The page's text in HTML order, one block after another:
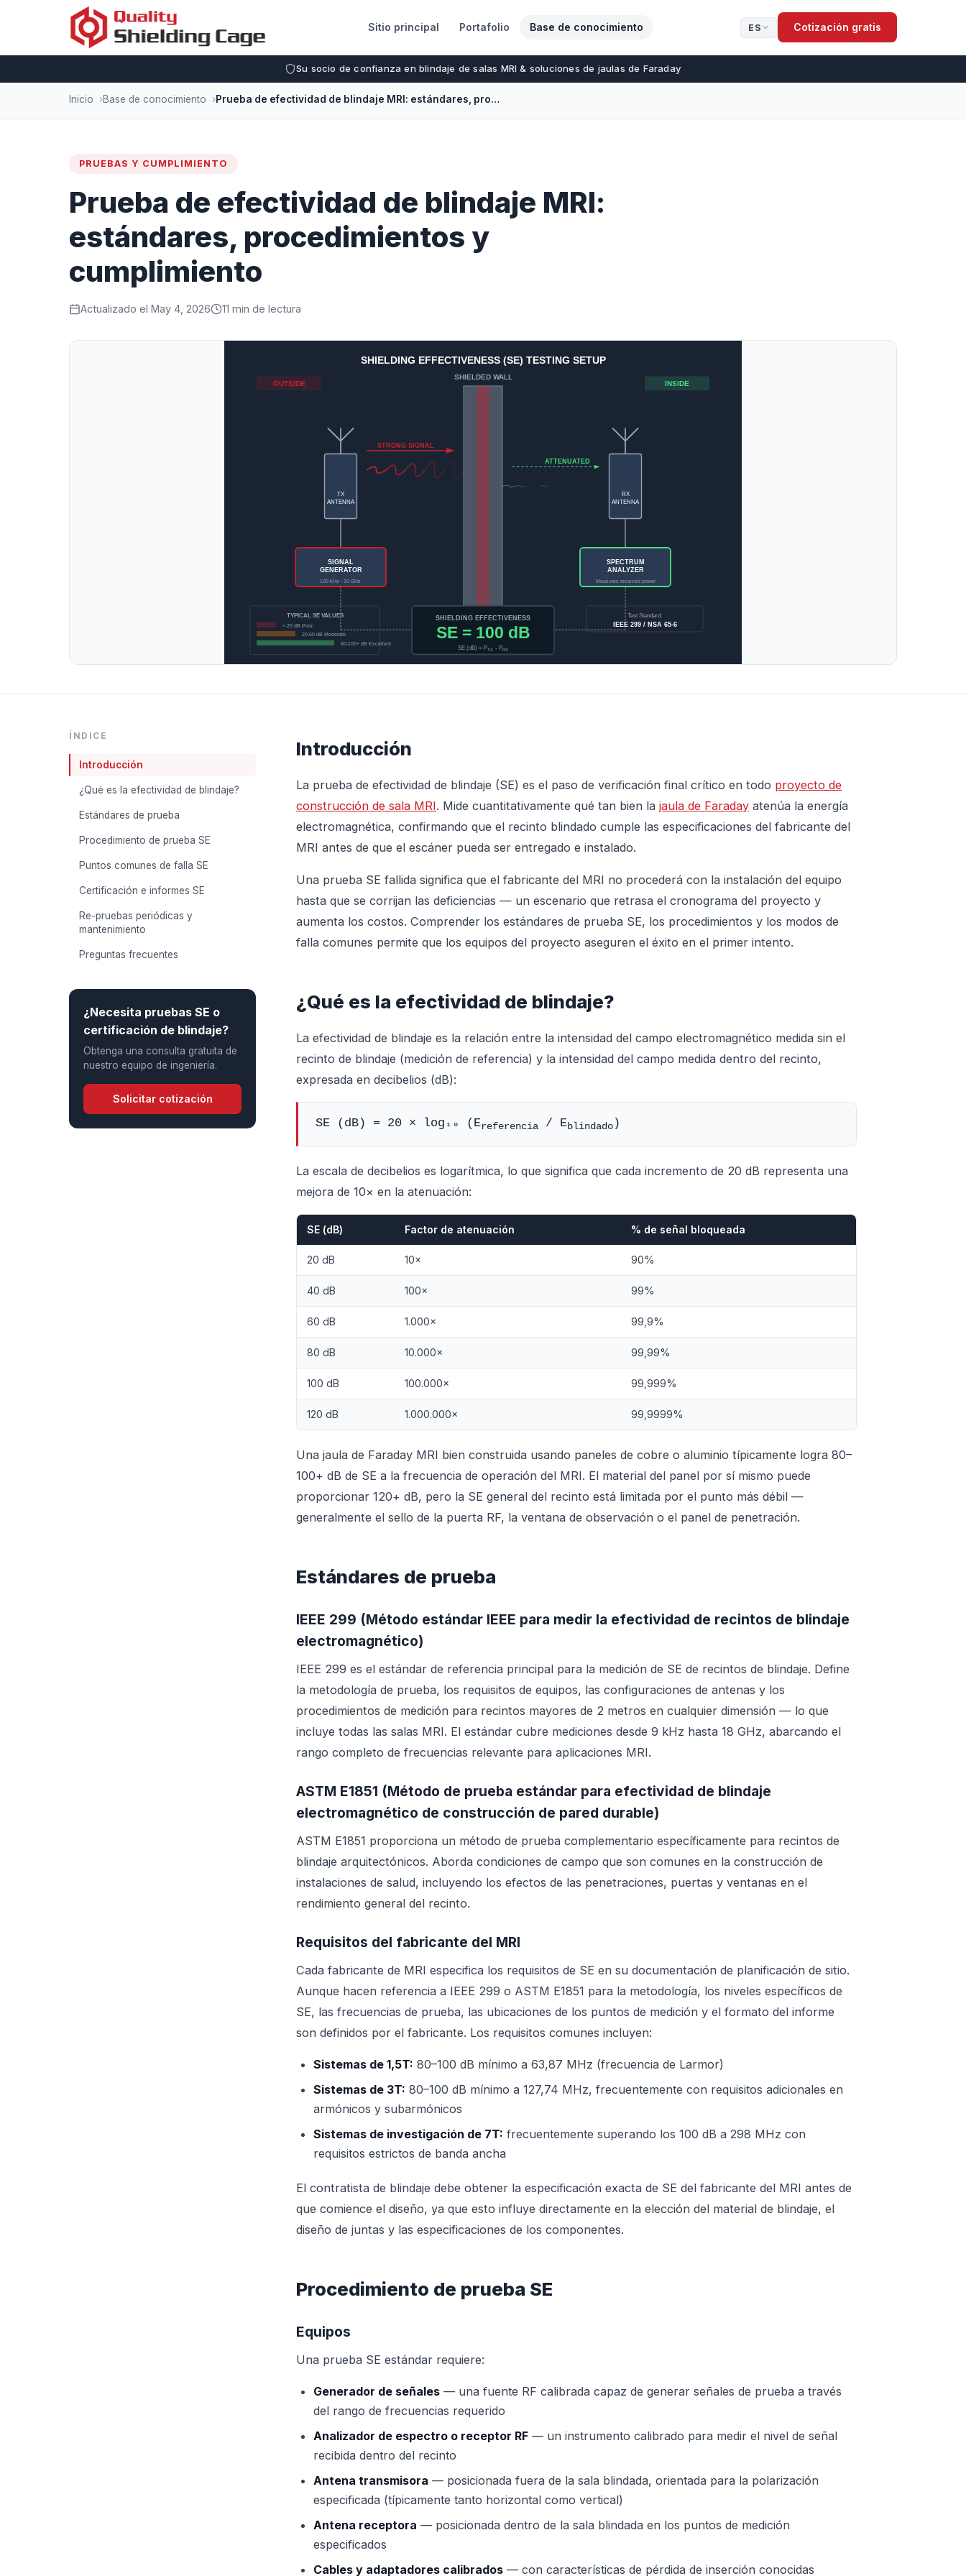
Sitio principal Portafolio Base de conocimiento ES Cotización gratis
Su socio de confianza en blindaje de salas MRI & soluciones de jaulas de Faraday
Inicio Base de conocimiento Prueba de efectividad de blindaje MRI: estándares, procedimientos y cumplimiento
PRUEBAS Y CUMPLIMIENTO
Prueba de efectividad de blindaje MRI:
estándares, procedimientos y
cumplimiento
Actualizado el May 4, 2026 11 min de lectura
ÍNDICE
Introducción
¿Qué es la efectividad de blindaje?
Estándares de prueba
Procedimiento de prueba SE
Puntos comunes de falla SE
Certificación e informes SE
Re-pruebas periódicas y
mantenimiento
Preguntas frecuentes
¿Necesita pruebas SE o
certificación de blindaje?
Obtenga una consulta gratuita de
nuestro equipo de ingeniería.
Solicitar cotización
Introducción
La prueba de efectividad de blindaje (SE) es el paso de verificación final crítico en todo proyecto de
construcción de sala MRI. Mide cuantitativamente qué tan bien la jaula de Faraday atenúa la energía
electromagnética, confirmando que el recinto blindado cumple las especificaciones del fabricante del
MRI antes de que el escáner pueda ser entregado e instalado.
Una prueba SE fallida significa que el fabricante del MRI no procederá con la instalación del equipo
hasta que se corrijan las deficiencias — un escenario que retrasa el cronograma del proyecto y
aumenta los costos. Comprender los estándares de prueba SE, los procedimientos y los modos de
falla comunes permite que los equipos del proyecto aseguren el éxito en el primer intento.
¿Qué es la efectividad de blindaje?
La efectividad de blindaje es la relación entre la intensidad del campo electromagnético medida sin el
recinto de blindaje (medición de referencia) y la intensidad del campo medida dentro del recinto,
expresada en decibelios (dB):
SE (dB) = 20 × log₁₀ (Ereferencia / Eblindado)
La escala de decibelios es logarítmica, lo que significa que cada incremento de 20 dB representa una
mejora de 10× en la atenuación:
SE (dB) Factor de atenuación % de señal bloqueada
20 dB 10× 90%
40 dB 100× 99%
60 dB 1.000× 99,9%
80 dB 10.000× 99,99%
100 dB 100.000× 99,999%
120 dB 1.000.000× 99,9999%
Una jaula de Faraday MRI bien construida usando paneles de cobre o aluminio típicamente logra 80–
100+ dB de SE a la frecuencia de operación del MRI. El material del panel por sí mismo puede
proporcionar 120+ dB, pero la SE general del recinto está limitada por el punto más débil —
generalmente el sello de la puerta RF, la ventana de observación o el panel de penetración.
Estándares de prueba
IEEE 299 (Método estándar IEEE para medir la efectividad de recintos de blindaje
electromagnético)
IEEE 299 es el estándar de referencia principal para la medición de SE de recintos de blindaje. Define
la metodología de prueba, los requisitos de equipos, las configuraciones de antenas y los
procedimientos de medición para recintos mayores de 2 metros en cualquier dimensión — lo que
incluye todas las salas MRI. El estándar cubre mediciones desde 9 kHz hasta 18 GHz, abarcando el
rango completo de frecuencias relevante para aplicaciones MRI.
ASTM E1851 (Método de prueba estándar para efectividad de blindaje
electromagnético de construcción de pared durable)
ASTM E1851 proporciona un método de prueba complementario específicamente para recintos de
blindaje arquitectónicos. Aborda condiciones de campo que son comunes en la construcción de
instalaciones de salud, incluyendo los efectos de las penetraciones, puertas y ventanas en el
rendimiento general del recinto.
Requisitos del fabricante del MRI
Cada fabricante de MRI especifica los requisitos de SE en su documentación de planificación de sitio.
Aunque hacen referencia a IEEE 299 o ASTM E1851 para la metodología, los niveles específicos de
SE, las frecuencias de prueba, las ubicaciones de los puntos de medición y el formato del informe
son definidos por el fabricante. Los requisitos comunes incluyen:
Sistemas de 1,5T: 80–100 dB mínimo a 63,87 MHz (frecuencia de Larmor)
Sistemas de 3T: 80–100 dB mínimo a 127,74 MHz, frecuentemente con requisitos adicionales en
armónicos y subarmónicos
Sistemas de investigación de 7T: frecuentemente superando los 100 dB a 298 MHz con
requisitos estrictos de banda ancha
El contratista de blindaje debe obtener la especificación exacta de SE del fabricante del MRI antes de
que comience el diseño, ya que esto influye directamente en la elección del material de blindaje, el
diseño de juntas y las especificaciones de los componentes.
Procedimiento de prueba SE
Equipos
Una prueba SE estándar requiere:
Generador de señales — una fuente RF calibrada capaz de generar señales de prueba a través
del rango de frecuencias requerido
Analizador de espectro o receptor RF — un instrumento calibrado para medir el nivel de señal
recibida dentro del recinto
Antena transmisora — posicionada fuera de la sala blindada, orientada para la polarización
especificada (típicamente tanto horizontal como vertical)
Antena receptora — posicionada dentro de la sala blindada en los puntos de medición
especificados
Cables y adaptadores calibrados — con características de pérdida de inserción conocidas